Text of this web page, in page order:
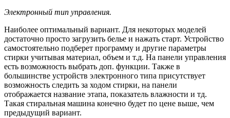
Электронный тип управления.
Наиболее оптимальный вариант. Для некоторых моделей
достаточно просто загрузить белье и нажать старт. Устройство
самостоятельно подберет программу и другие параметры
стирки учитывая материал, объем и т.д. На панели управления
есть возможность выбрать доп. функции. Также в
большинстве устройств электронного типа присутствует
возможность следить за ходом стирки, на панели
отображается название этапа, показатель влажности и тд.
Такая стиральная машина конечно будет по цене выше, чем
предыдущий вариант.